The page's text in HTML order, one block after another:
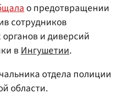
о предотвращении
сотрудников
и диверсий
вИнгушетии.
отдела полиции
области.